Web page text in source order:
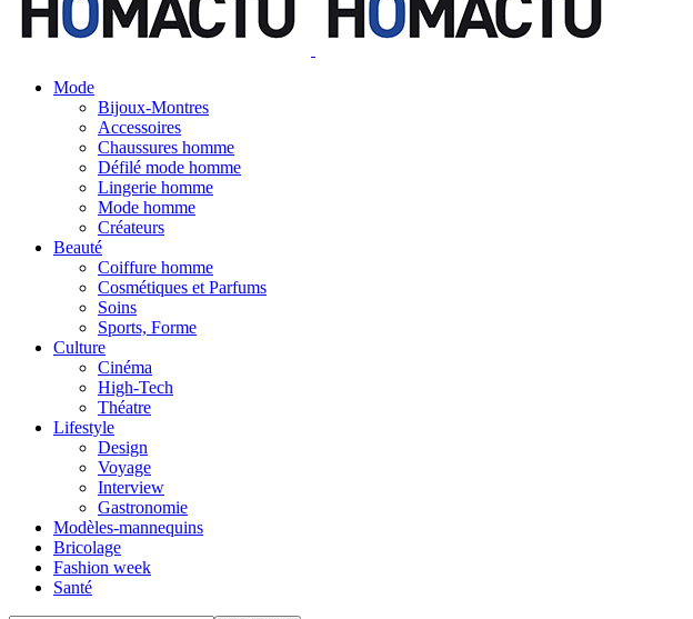
Mode
Bijoux-Montres
Accessoires
Chaussures homme
Défilé mode homme
Lingerie homme
Mode homme
Créateurs
Beauté
Coiffure homme
Cosmétiques et Parfums
Soins
Sports, Forme
Culture
Cinéma
High-Tech
Théatre
Lifestyle
Design
Voyage
Interview
Gastronomie
Modèles-mannequins
Bricolage
Fashion week
Santé